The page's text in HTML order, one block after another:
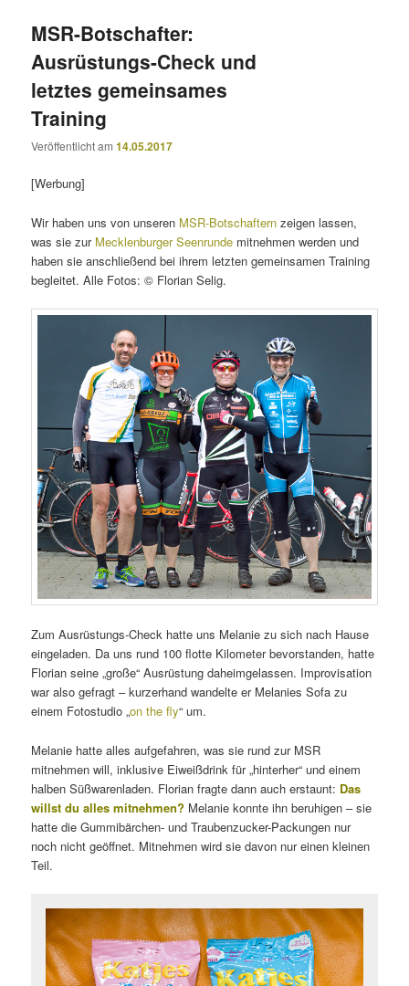
MSR-Botschafter:
Ausrüstungs-Check und
letztes gemeinsames
Training
Veröffentlicht am14.05.2017
[Werbung]
Wir haben uns von unseren MSR-Botschaftern zeigen lassen,
was sie zur Mecklenburger Seenrunde mitnehmen werden und
haben sie anschließend bei ihrem letzten gemeinsamen Training
begleitet. Alle Fotos: © Florian Selig.
Zum Ausrüstungs-Check hatte uns Melanie zu sich nach Hause
eingeladen. Da uns rund 100 flotte Kilometer bevorstanden, hatte
Florian seine „große“ Ausrüstung daheimgelassen. Improvisation
war also gefragt – kurzerhand wandelte er Melanies Sofa zu
einem Fotostudio „on the fly“ um.
Melanie hatte alles aufgefahren, was sie rund zur MSR
mitnehmen will, inklusive Eiweißdrink für „hinterher“ und einem
halben Süßwarenladen. Florian fragte dann auch erstaunt: Das
willst du alles mitnehmen? Melanie konnte ihn beruhigen – sie
hatte die Gummibärchen- und Traubenzucker-Packungen nur
noch nicht geöffnet. Mitnehmen wird sie davon nur einen kleinen
Teil.